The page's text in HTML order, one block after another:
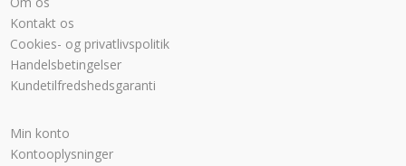
Kontakt os
Cookies- og privatlivspolitik
Handelsbetingelser
Kundetilfredshedsgaranti
Min konto
Kontooplysninger